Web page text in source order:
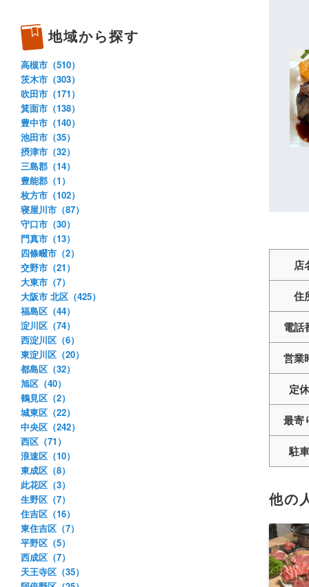
店
住
電話
営業
定
最寄
駐
他の
地域から探す
高槻市（510）
茨木市（303）
吹田市（171）
箕面市（138）
豊中市（140）
池田市（35）
摂津市（32）
三島郡（14）
豊能郡（1）
枚方市（102）
寝屋川市（87）
守口市（30）
門真市（13）
四條畷市（2）
交野市（21）
大東市（7）
大阪市 北区（425）
福島区（44）
淀川区（74）
西淀川区（6）
東淀川区（20）
都島区（32）
旭区（40）
鶴見区（2）
城東区（22）
中央区（242）
西区（71）
浪速区（10）
東成区（8）
此花区（3）
生野区（7）
住吉区（16）
東住吉区（7）
平野区（5）
西成区（7）
天王寺区（35）